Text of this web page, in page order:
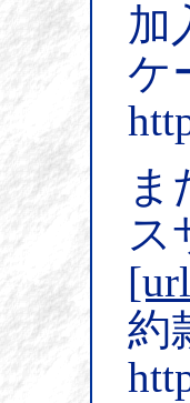
加
ケ
ま
ス
約